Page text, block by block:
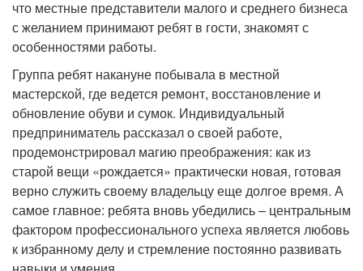
что местные представители малого и среднего бизнеса
с желанием принимают ребят в гости, знакомят с
особенностями работы.
Группа ребят накануне побывала в местной
мастерской, где ведется ремонт, восстановление и
обновление обуви и сумок. Индивидуальный
предприниматель рассказал о своей работе,
продемонстрировал магию преображения: как из
старой вещи «рождается» практически новая, готовая
верно служить своему владельцу еще долгое время. А
самое главное: ребята вновь убедились – центральным
фактором профессионального успеха является любовь
к избранному делу и стремление постоянно развивать